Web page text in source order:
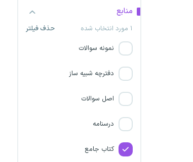
منابع
۱ مورد انتخاب شده
حذف فیلتر
نمونه سوالات
دفترچه شبیه ساز
اصل سوالات
درسنامه
کتاب جامع
شرکت توزیع برق خراسان
رضوی
سونگون آذربایجان
شرکت برق منطقه‌ای اصفهان